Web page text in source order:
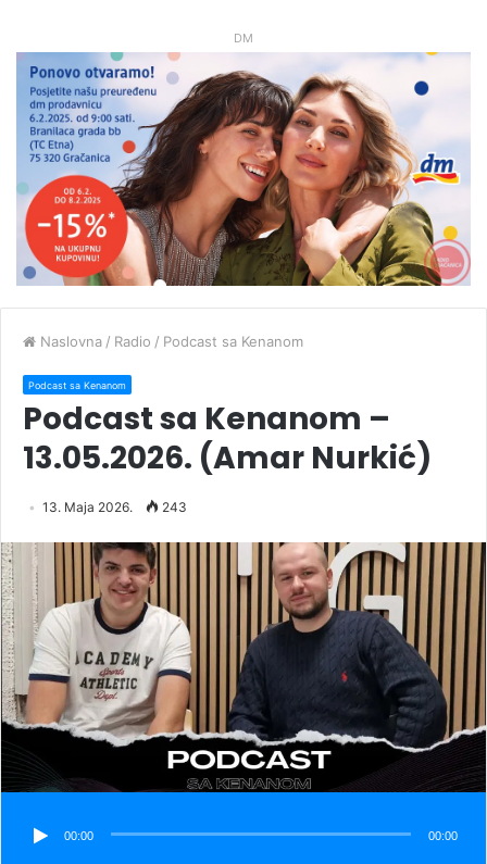
DM
Naslovna / Radio / Podcast sa Kenanom
Podcast sa Kenanom
Podcast sa Kenanom –
13.05.2026. (Amar Nurkić)
13. Maja 2026. 243
00:00 00:00